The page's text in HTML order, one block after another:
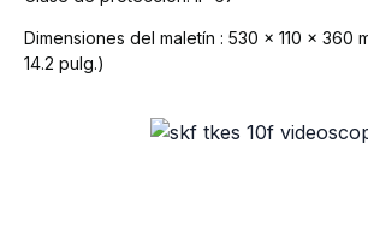
Dimensiones del maletín : 530 x 110 x 360
14.2 pulg.)